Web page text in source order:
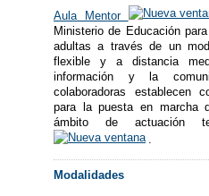
Aula Mentor
Ministerio de Educación
adultas a través de un
flexible y a distancia
información y la
colaboradoras establecen
para la puesta en marcha
ámbito de actuación
Modalidades